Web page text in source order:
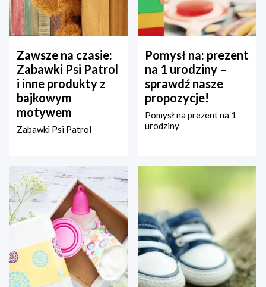
Zawsze na czasie:
Zabawki Psi Patrol
i inne produkty z
bajkowym
motywem
Zabawki Psi Patrol
Pomysł na: prezent
na 1 urodziny –
sprawdź nasze
propozycje!
Pomysł na prezent na 1
urodziny